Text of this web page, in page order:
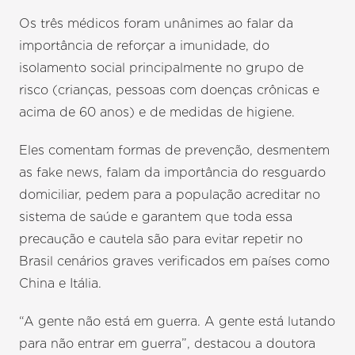
Os três médicos foram unânimes ao falar da
importância de reforçar a imunidade, do
isolamento social principalmente no grupo de
risco (crianças, pessoas com doenças crônicas e
acima de 60 anos) e de medidas de higiene.
Eles comentam formas de prevenção, desmentem
as fake news, falam da importância do resguardo
domiciliar, pedem para a população acreditar no
sistema de saúde e garantem que toda essa
precaução e cautela são para evitar repetir no
Brasil cenários graves verificados em países como
China e Itália.
“A gente não está em guerra. A gente está lutando
para não entrar em guerra”, destacou a doutora